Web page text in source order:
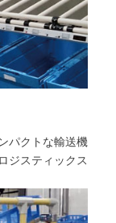
パクトな輸送機
ジスティックス